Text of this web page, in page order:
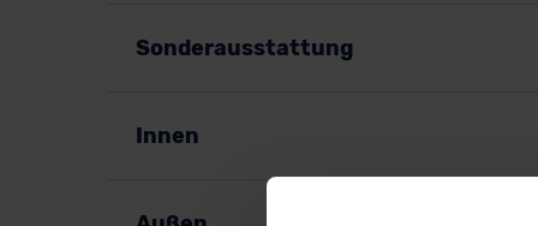
Sonderausstattung
Innen